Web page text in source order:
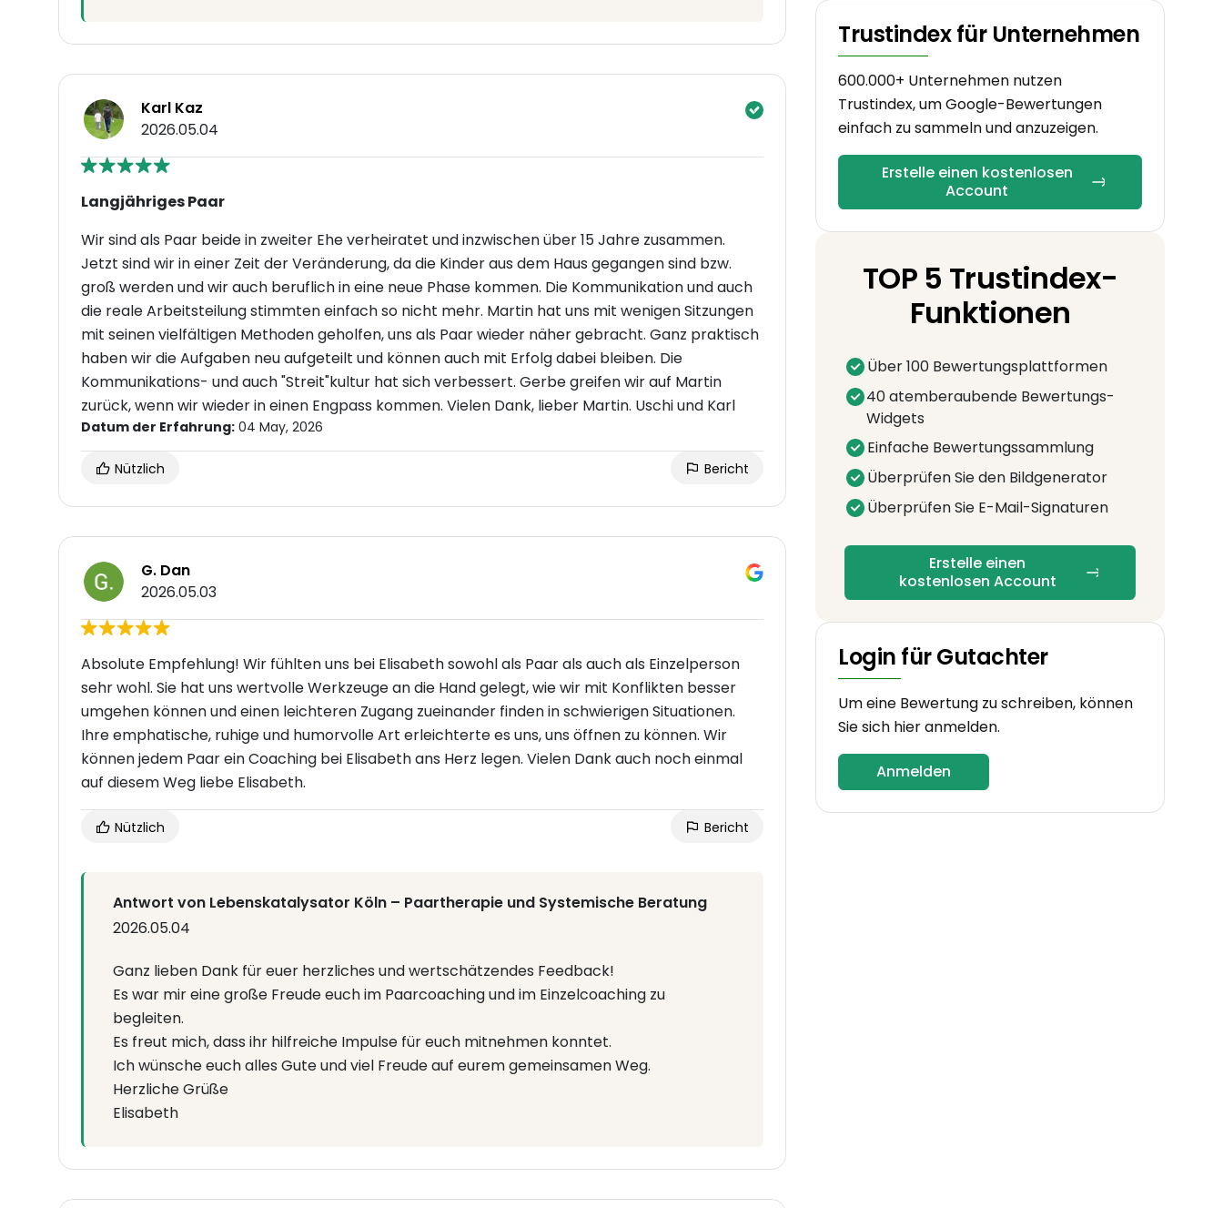
Karl Kaz
2026.05.04
Langjähriges Paar
Wir sind als Paar beide in zweiter Ehe verheiratet und inzwischen über 15 Jahre zusammen.
Jetzt sind wir in einer Zeit der Veränderung, da die Kinder aus dem Haus gegangen sind bzw.
groß werden und wir auch beruflich in eine neue Phase kommen. Die Kommunikation und auch
die reale Arbeitsteilung stimmten einfach so nicht mehr. Martin hat uns mit wenigen Sitzungen
mit seinen vielfältigen Methoden geholfen, uns als Paar wieder näher gebracht. Ganz praktisch
haben wir die Aufgaben neu aufgeteilt und können auch mit Erfolg dabei bleiben. Die
Kommunikations- und auch "Streit"kultur hat sich verbessert. Gerbe greifen wir auf Martin
zurück, wenn wir wieder in einen Engpass kommen. Vielen Dank, lieber Martin. Uschi und Karl
Datum der Erfahrung: 04 May, 2026
Nützlich Bericht
G. Dan
2026.05.03
Absolute Empfehlung! Wir fühlten uns bei Elisabeth sowohl als Paar als auch als Einzelperson
sehr wohl. Sie hat uns wertvolle Werkzeuge an die Hand gelegt, wie wir mit Konflikten besser
umgehen können und einen leichteren Zugang zueinander finden in schwierigen Situationen.
Ihre emphatische, ruhige und humorvolle Art erleichterte es uns, uns öffnen zu können. Wir
können jedem Paar ein Coaching bei Elisabeth ans Herz legen. Vielen Dank auch noch einmal
auf diesem Weg liebe Elisabeth.
Nützlich Bericht
Antwort von Lebenskatalysator Köln – Paartherapie und Systemische Beratung
2026.05.04
Ganz lieben Dank für euer herzliches und wertschätzendes Feedback!
Es war mir eine große Freude euch im Paarcoaching und im Einzelcoaching zu
begleiten.
Es freut mich, dass ihr hilfreiche Impulse für euch mitnehmen konntet.
Ich wünsche euch alles Gute und viel Freude auf eurem gemeinsamen Weg.
Herzliche Grüße
Elisabeth
Trustindex für Unternehmen
600.000+ Unternehmen nutzen
Trustindex, um Google-Bewertungen
einfach zu sammeln und anzuzeigen.
Erstelle einen kostenlosen
Account
TOP 5 Trustindex-
Funktionen
Über 100 Bewertungsplattformen
40 atemberaubende Bewertungs-
Widgets
Einfache Bewertungssammlung
Überprüfen Sie den Bildgenerator
Überprüfen Sie E-Mail-Signaturen
Erstelle einen
kostenlosen Account
Login für Gutachter
Um eine Bewertung zu schreiben, können
Sie sich hier anmelden.
Anmelden